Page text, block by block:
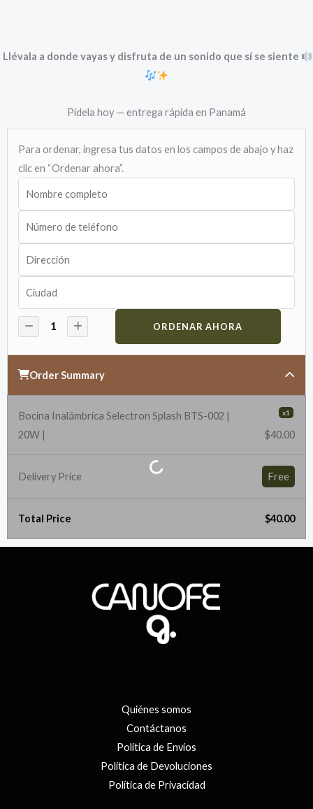
Llévala a donde vayas y disfruta de un sonido que sí se siente
Pídela hoy — entrega rápida en Panamá
Para ordenar, ingresa tus datos en los campos de abajo y haz
clic en “Ordenar ahora”.
ORDENAR AHORA
Order Summary
Bocina Inalámbrica Selectron Splash BTS-002 |
20W |
x1
$40.00
Delivery Price Free
Total Price $40.00
Quiénes somos
Contáctanos
Política de Envíos
Política de Devoluciones
Política de Privacidad